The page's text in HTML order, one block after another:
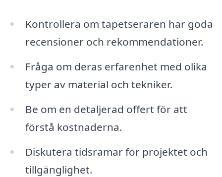
Kontrollera om tapetseraren har goda
recensioner och rekommendationer.
Fråga om deras erfarenhet med olika
typer av material och tekniker.
Be om en detaljerad offert för att
förstå kostnaderna.
Diskutera tidsramar för projektet och
tillgänglighet.